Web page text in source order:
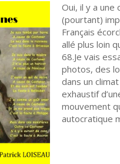
Oui, il y a une
(pourtant)
Français
allé plus loin
68.Je vais
photos, des
dans un
exhaustif
mouvement
autocratique